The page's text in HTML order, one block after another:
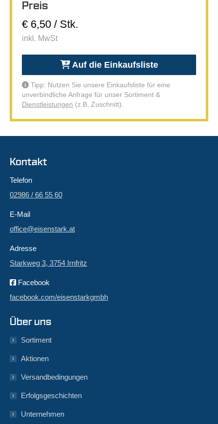
Preis
€ 6,50 / Stk.
inkl. MwSt
Auf die Einkaufsliste
Tipp: Nutzen Sie unsere Einkaufsliste für eine
unverbindliche Anfrage für unser Sortiment &
Dienstleistungen (z.B. Zuschnitt).
Kontakt
Telefon
02986 / 66 55 60
E-Mail
office@eisenstark.at
Adresse
Starkweg 3, 3754 Irnfritz
Facebook
facebook.com/eisenstarkgmbh
Über uns
Sortiment
Aktionen
Versandbedingungen
Erfolgsgeschichten
Unternehmen